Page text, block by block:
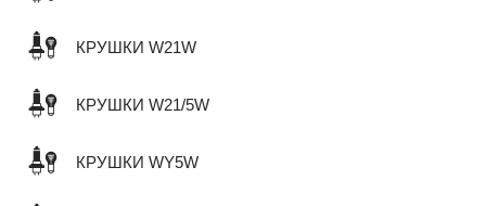
КРУШКИ W21W
КРУШКИ W21/5W
КРУШКИ WY5W